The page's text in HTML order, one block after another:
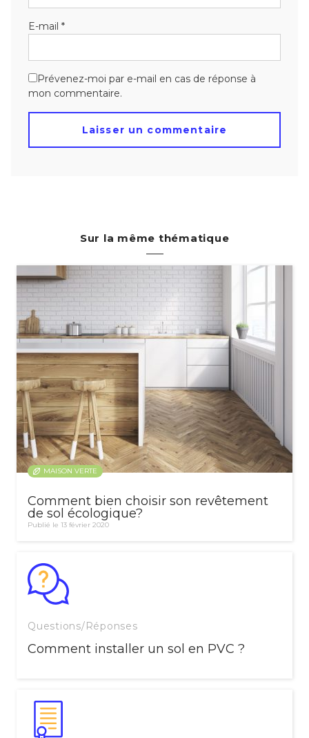
E-mail *
Prévenez-moi par e-mail en cas de réponse à
mon commentaire.
Sur la même thématique
MAISON VERTE
Comment bien choisir son revêtement
de sol écologique?
Publié le 13 février 2020
Questions/Réponses
Comment installer un sol en PVC ?